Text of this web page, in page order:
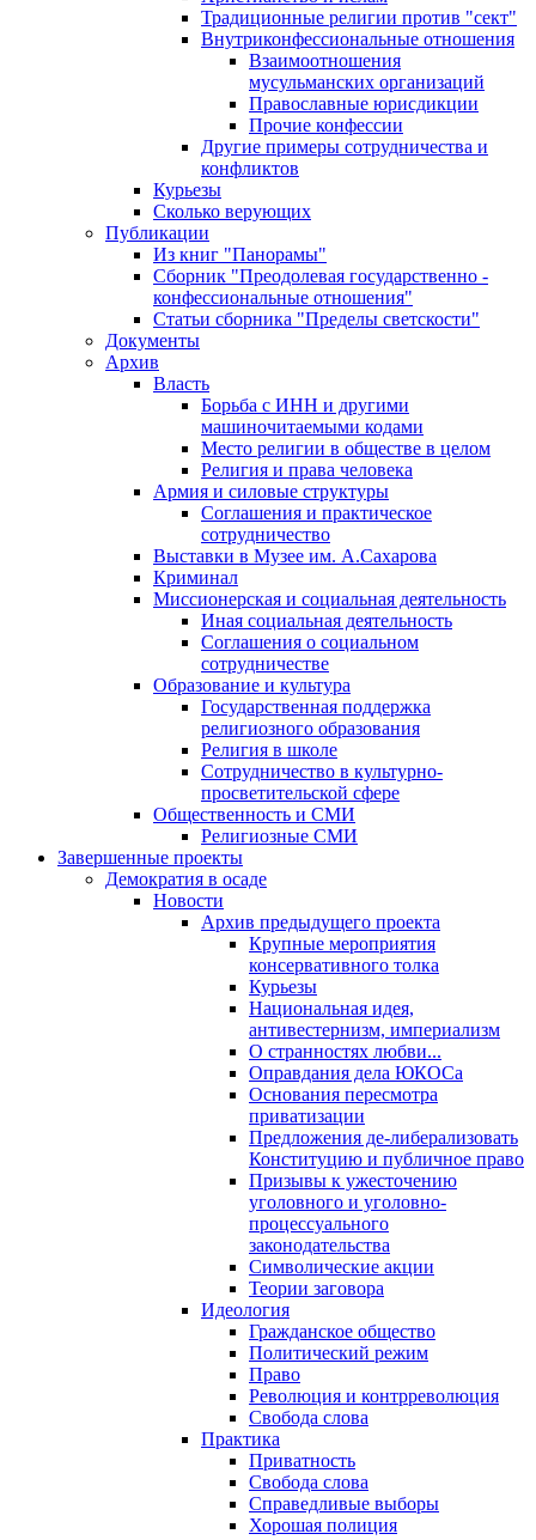
Традиционные религии против "сект"
Внутриконфессиональные отношения
Взаимоотношения
мусульманских организаций
Православные юрисдикции
Прочие конфессии
Другие примеры сотрудничества и
конфликтов
Курьезы
Сколько верующих
Публикации
Из книг "Панорамы"
Сборник "Преодолевая государственно -
конфессиональные отношения"
Статьи сборника "Пределы светскости"
Документы
Архив
Власть
Борьба с ИНН и другими
машиночитаемыми кодами
Место религии в обществе в целом
Религия и права человека
Армия и силовые структуры
Соглашения и практическое
сотрудничество
Выставки в Музее им. А.Сахарова
Криминал
Миссионерская и социальная деятельность
Иная социальная деятельность
Соглашения о социальном
сотрудничестве
Образование и культура
Государственная поддержка
религиозного образования
Религия в школе
Сотрудничество в культурно-
просветительской сфере
Общественность и СМИ
Религиозные СМИ
Завершенные проекты
Демократия в осаде
Новости
Архив предыдущего проекта
Крупные мероприятия
консервативного толка
Курьезы
Национальная идея,
антивестернизм, империализм
О странностях любви...
Оправдания дела ЮКОСа
Основания пересмотра
приватизации
Предложения де-либерализовать
Конституцию и публичное право
Призывы к ужесточению
уголовного и уголовно-
процессуального
законодательства
Символические акции
Теории заговора
Идеология
Гражданское общество
Политический режим
Право
Революция и контрреволюция
Свобода слова
Практика
Приватность
Свобода слова
Справедливые выборы
Хорошая полиция